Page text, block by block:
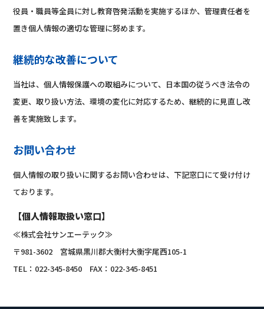
役員・職員等全員に対し教育啓発活動を実施するほか、管理責任者を
置き個人情報の適切な管理に努めます。
継続的な改善について
当社は、個人情報保護への取組みについて、日本国の従うべき法令の
変更、取り扱い方法、環境の変化に対応するため、継続的に見直し改
善を実施致します。
お問い合わせ
個人情報の取り扱いに関するお問い合わせは、下記窓口にて受け付け
ております。
【個人情報取扱い窓口】
≪株式会社サンエーテック≫
〒981-3602 宮城県黒川郡大衡村大衡字尾西105-1
TEL：022-345-8450 FAX：022-345-8451